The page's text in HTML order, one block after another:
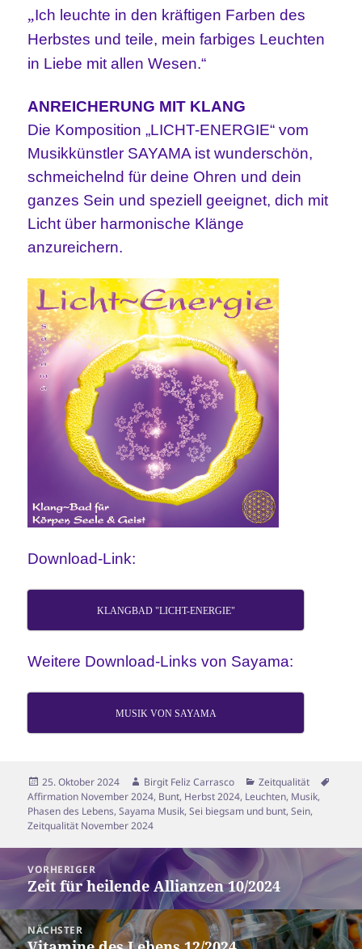
„Ich leuchte in den kräftigen Farben des
Herbstes und teile, mein farbiges Leuchten
in Liebe mit allen Wesen.“
ANREICHERUNG MIT KLANG
Die Komposition „LICHT-ENERGIE“ vom
Musikkünstler SAYAMA ist wunderschön,
schmeichelnd für deine Ohren und dein
ganzes Sein und speziell geeignet, dich mit
Licht über harmonische Klänge
anzureichern.
Download-Link:
KLANGBAD "LICHT-ENERGIE"
Weitere Download-Links von Sayama:
MUSIK VON SAYAMA
Veröffentlicht
am
25. Oktober 2024 Autor
Birgit Feliz Carrasco Kategorien
Zeitqualität
Affirmation November 2024, Bunt, Herbst 2024, Leuchten, Musik,
Phasen des Lebens,Sayama Musik,Sei biegsam und bunt,Sein,
Zeitqualität November 2024
Beitragsnavigation
VORHERIGER
Vorheriger
Beitrag:
Zeit für heilende Allianzen 10/2024
NÄCHSTER